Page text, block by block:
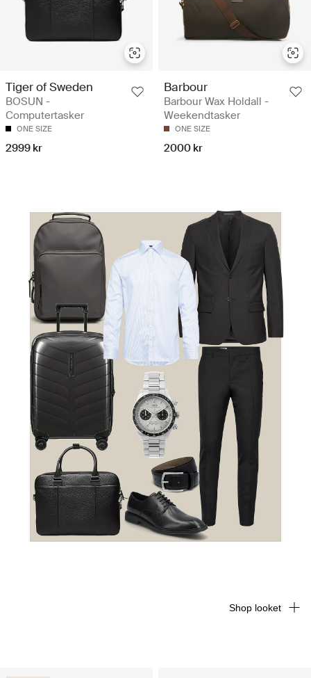
Tiger of Sweden
BOSUN -
Computertasker
ONE SIZE
2999 kr
Barbour
Barbour Wax Holdall -
Weekendtasker
ONE SIZE
2000 kr
Shop looket